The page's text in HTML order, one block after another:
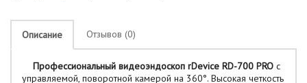
Описание Отзывов (0)
Профессиональный видеоэндоскоп rDevice RD-700 PRO с
управляемой, поворотной камерой на 360°. Высокая четкость